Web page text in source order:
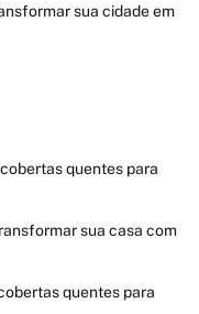
sua cidade em
quentes para
sua casa com
quentes para